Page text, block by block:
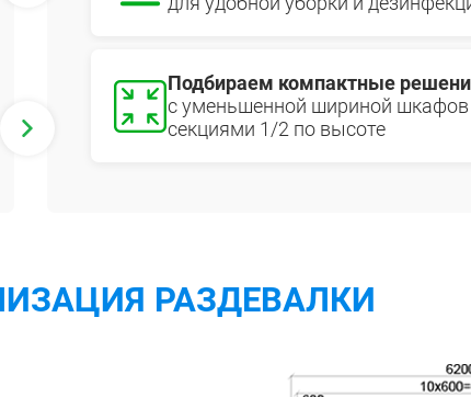
Подбираем компактные
с уменьшенной шириной шкафов
секциями 1/2 по высоте
РАЗДЕВАЛКИ